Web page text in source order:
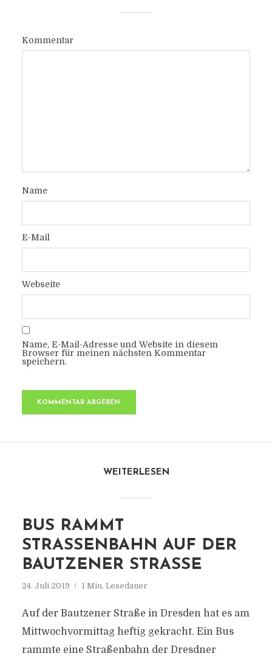
Kommentar
Name
E-Mail
Webseite
Name, E-Mail-Adresse und Website in diesem
Browser für meinen nächsten Kommentar
speichern.
WEITERLESEN
BUS RAMMT
STRASSENBAHN AUF DER B
AUTZENER STRASSE
24. Juli 2019 1 Min. Lesedauer
Auf der Bautzener Straße in Dresden hat es am
Mittwochvormittag heftig gekracht. Ein Bus
rammte eine Straßenbahn der Dresdner